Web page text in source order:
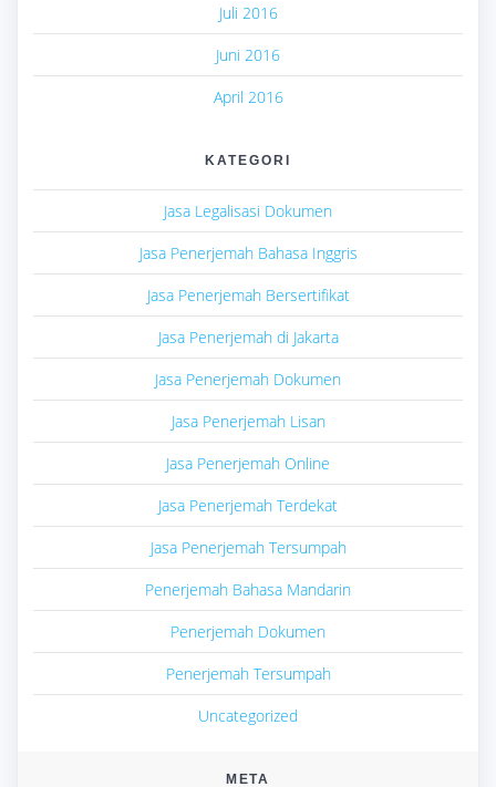
Juli 2016
Juni 2016
April 2016
KATEGORI
Jasa Legalisasi Dokumen
Jasa Penerjemah Bahasa Inggris
Jasa Penerjemah Bersertifikat
Jasa Penerjemah di Jakarta
Jasa Penerjemah Dokumen
Jasa Penerjemah Lisan
Jasa Penerjemah Online
Jasa Penerjemah Terdekat
Jasa Penerjemah Tersumpah
Penerjemah Bahasa Mandarin
Penerjemah Dokumen
Penerjemah Tersumpah
Uncategorized
META